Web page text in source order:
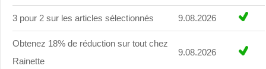
3 pour 2 sur les articles sélectionnés 9.08.2026
Obtenez 18% de réduction sur tout chez
Rainette
9.08.2026